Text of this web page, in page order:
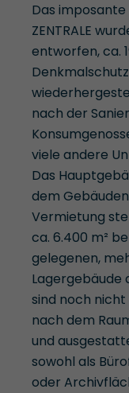
Das imposante
ZENTRALE
entworfen, ca.
nach der
viele andere
Das
dem
Vermietung
ca. 6.400 m²
gelegenen,
Lagergebäude
sind noch
nach dem
und
sowohl als
oder